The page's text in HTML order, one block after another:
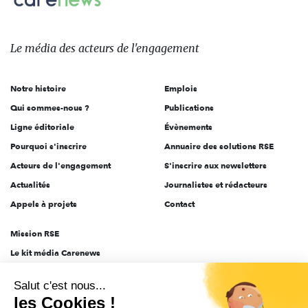
Le
des
l'engagement
Le média des acteurs de l'engagement
Notre histoire
Qui sommes-nous ?
Ligne éditoriale
Pourquoi s'inscrire
Acteurs de l'engagement
Actualités
Appels à projets
Emplois
Publications
Évènements
Annuaire des solutions RSE
S'inscrire aux newsletters
Journalistes et rédacteurs
Contact
Mission RSE
Le kit média Carenews
AEF info
Salut c'est nous...
les Cookies !